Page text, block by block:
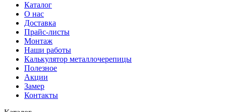
Каталог
О нас
Доставка
Прайс-листы
Монтаж
Наши работы
Калькулятор металлочерепицы
Полезное
Акции
Замер
Контакты